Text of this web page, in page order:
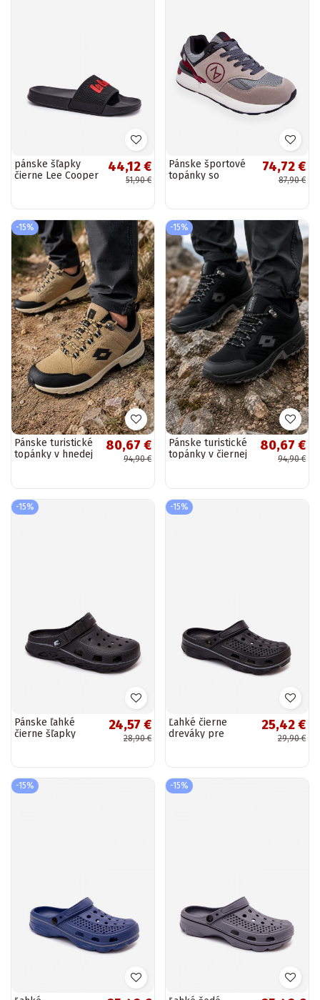
pánske šľapky
čierne Lee Cooper
44,12 €
51,90 €
Pánske športové
topánky so
74,72 €
87,90 €
-15%
Pánske turistické
topánky v hnedej
80,67 €
94,90 €
-15%
Pánske turistické
topánky v čiernej
80,67 €
94,90 €
-15%
Pánske ľahké
čierne šľapky
24,57 €
28,90 €
-15%
Ľahké čierne
dreváky pre
25,42 €
29,90 €
-15% -15%